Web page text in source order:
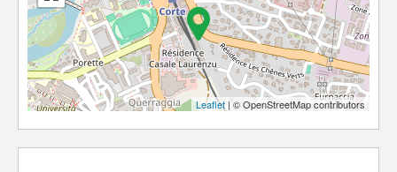
Leaflet | © OpenStreetMap contributors